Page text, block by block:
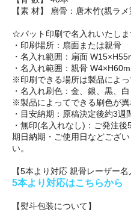
【素 材】 扇骨：唐木竹(親ラ
☆パット印刷で名入れいたし
・印刷場所：扇面または親骨
・名入れ範囲：扇面
・名入れ範囲：親骨
※印刷できる場所は製品によ
・名入れ刷色：金、銀、黒、白
※製品によってできる刷色が異
・目安納期：原稿決定後約3週
・無印(名入れなし)：ご発注
期日納期・ご使用日などござ
い。
【5本より対応 親骨レーザー名
5本より対応はこちらから
【熨斗包装について】